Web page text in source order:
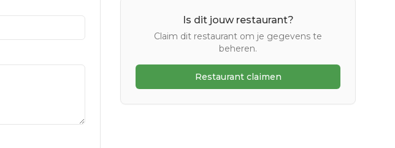
Is dit jouw restaurant?
Claim dit restaurant om je gegevens te
beheren.
Restaurant claimen